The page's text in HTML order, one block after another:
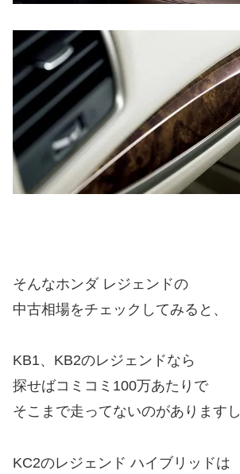
そんなホンダ レジェンドの
中古相場をチェックしてみると、
KB1、KB2のレジェンドなら
探せばコミコミ100万あたりで
そこまで走ってないのがありますし
KC2のレジェンド ハイブリッドは